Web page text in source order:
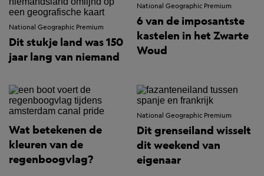
National Geographic Premium
Dit stukje land was 150
jaar lang van niemand
National Geographic Premium
6 van de imposantste
kastelen in het Zwarte
Woud
Wat betekenen de
kleuren van de
regenboogvlag?
National Geographic Premium
Dit grenseiland wisselt
dit weekend van
eigenaar